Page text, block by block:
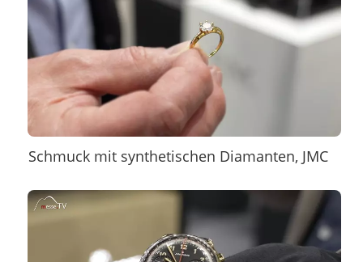
Schmuck mit synthetischen Diamanten, JMC